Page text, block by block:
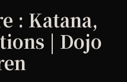
: Katana,
| Dojo